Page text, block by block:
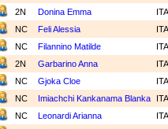
2N Donina Emma
NC Feli Alessia
NC Filannino Matilde
2N Garbarino Anna
NC Gjoka Cloe
NC Imiachchi Kankanama Blanka
NC Leonardi Arianna